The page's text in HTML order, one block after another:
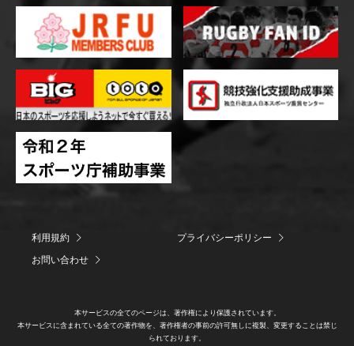
利用規約
プライバシーポリシー
お問い合わせ
本サービスの全てのページは、著作権により保護されています。
本サービスに含まれている全ての著作物を、著作権者の事前の許可無しに複製、変更することは禁じ
られております。